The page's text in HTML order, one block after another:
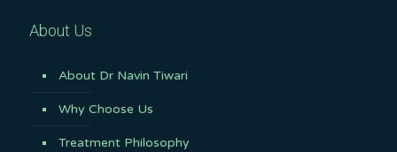
About Us
About Dr Navin Tiwari
Why Choose Us
Treatment Philosophy